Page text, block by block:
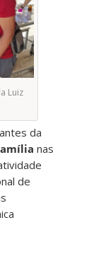
Luiz
da
nas
de